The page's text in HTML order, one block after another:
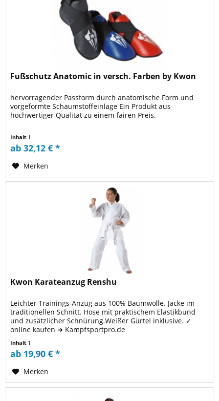
Fußschutz Anatomic in versch. Farben by Kwon
hervorragender Passform durch anatomische Form und
vorgeformte Schaumstoffeinlage Ein Produkt aus
hochwertiger Qualität zu einem fairen Preis.
Inhalt 1
ab 32,12 € *
Merken
Kwon Karateanzug Renshu
Leichter Trainings-Anzug aus 100% Baumwolle. Jacke im
traditionellen Schnitt. Hose mit praktischem Elastikbund
und zusätzlicher Schnürung.Weißer Gürtel inklusive. ✓
online kaufen ➜ Kampfsportpro.de
Inhalt 1
ab 19,90 € *
Merken